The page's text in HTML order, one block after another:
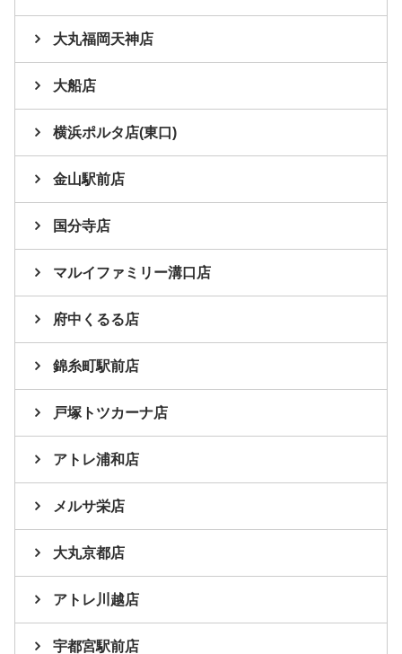
大丸福岡天神店
大船店
横浜ポルタ店(東口)
金山駅前店
国分寺店
マルイファミリー溝口店
府中くるる店
錦糸町駅前店
戸塚トツカーナ店
アトレ浦和店
メルサ栄店
大丸京都店
アトレ川越店
宇都宮駅前店